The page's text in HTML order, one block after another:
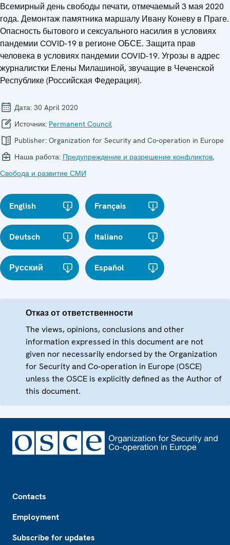
Всемирный день свободы печати, отмечаемый 3 мая 2020
года. Демонтаж памятника маршалу Ивану Коневу в Праге.
Опасность бытового и сексуального насилия в условиях
пандемии COVID-19 в регионе ОБСЕ. Защита прав
человека в условиях пандемии COVID-19. Угрозы в адрес
журналистки Елены Милашиной, звучащие в Чеченской
Республике (Российская Федерация).
Дата: 30 April 2020
Источник: Permanent Council
Publisher: Organization for Security and Co-operation in Europe
Наша работа: Предупреждение и разрешение конфликтов,
Свобода и развитие СМИ
English Français
Deutsch Italiano
Русский Español
Отказ от ответственности
The views, opinions, conclusions and other
information expressed in this document are not
given nor necessarily endorsed by the Organization
for Security and Co-operation in Europe (OSCE)
unless the OSCE is explicitly defined as the Author of
this document.
Contacts
Employment
Subscribe for updates